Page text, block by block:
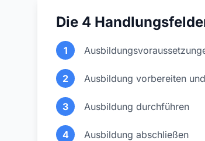
Die 4
1
2 Ausbildung vorbereiten
3 Ausbildung durchführen
4 Ausbildung abschließen